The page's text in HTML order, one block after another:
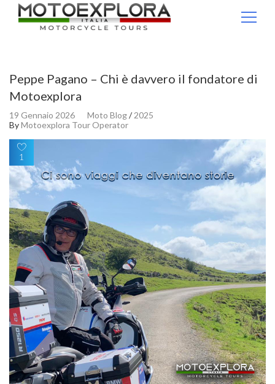
Peppe Pagano – Chi è davvero il fondatore di
Motoexplora
19 Gennaio 2026 Moto Blog/2025
ByMotoexplora Tour Operator
1